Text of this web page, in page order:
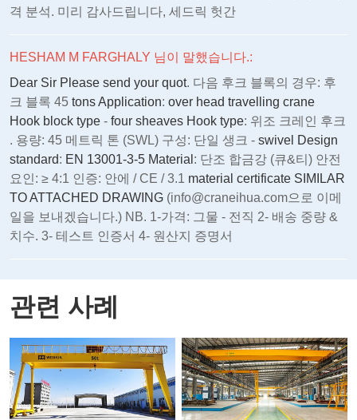
격 분석. 미리 감사드립니다, 세드릭 헛간
HESHAM M FARGHALY 님이 말했습니다.:
Dear Sir Please send your quot. 다음 후크 블록의 경우: 후
크 블록 45 tons Application: over head travelling crane
Hook block type- four sheaves Hook type: 위조 크레인 후크
. 용량: 45 메트릭 톤 (SWL) 구성: 단일 생크 - swivel Design
standard: EN 13001‑3‑5 Material : 단조 합금강 (큐&티) 안전
요인: ≥ 4:1 인증: 안에 / CE / 3.1 material certificate SIMILAR
TO ATTACHED DRAWING(info@craneihua.com으로 이메
일을 보내겠습니다.) NB. 1-가격: 그물 - 전직 2- 배송 중량 &
치수. 3- 테스트 인증서 4- 원산지 증명서
관련 사례